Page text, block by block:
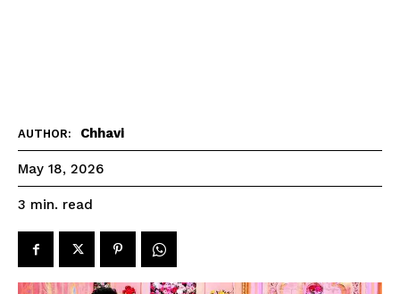
AUTHOR: Chhavi
May 18, 2026
3 min. read